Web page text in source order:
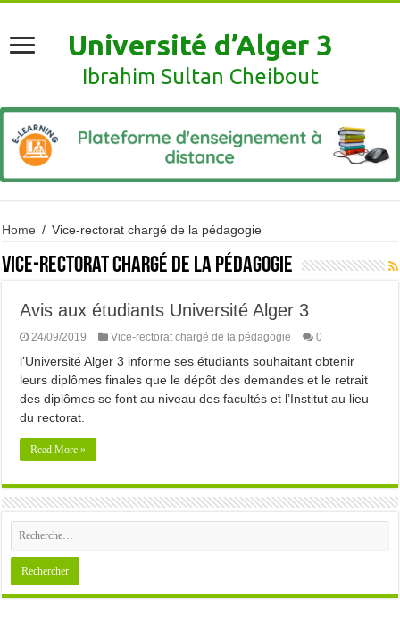
Université d’Alger 3
Ibrahim Sultan Cheibout
Home / Vice-rectorat chargé de la pédagogie
Vice-rectorat chargé de la pédagogie
Avis aux étudiants Université Alger 3
24/09/2019 Vice-rectorat chargé de la pédagogie 0
l’Université Alger 3 informe ses étudiants souhaitant obtenir
leurs diplômes finales que le dépôt des demandes et le retrait
des diplômes se font au niveau des facultés et l’Institut au lieu
du rectorat.
Read More »